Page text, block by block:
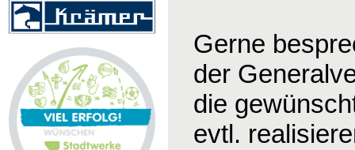
Gerne
der
die
evtl.